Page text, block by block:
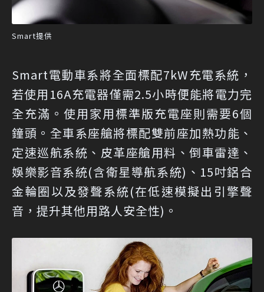
Smart提供
Smart電動車系將全面標配7kW充電系統，
若使用16A充電器僅需2.5小時便能將電力完
全充滿。使用家用標準版充電座則需要6個
鐘頭。全車系座艙將標配雙前座加熱功能、
定速巡航系統、皮革座艙用料、倒車雷達、
娛樂影音系統(含衛星導航系統)、15吋鋁合
金輪圈以及發聲系統(在低速模擬出引擎聲
音，提升其他用路人安全性)。